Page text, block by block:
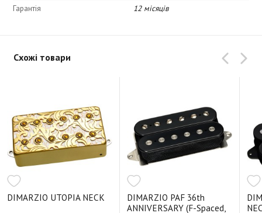
Гарантія
12 місяців
Схожі товари
DIMARZIO UTOPIA NECK
DIMARZIO PAF 36th
ANNIVERSARY (F-Spaced,